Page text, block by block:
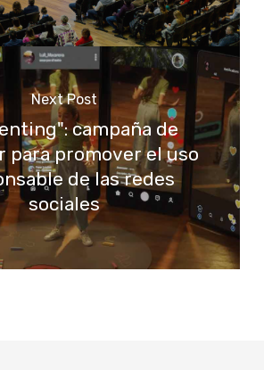
Next Post
campaña de
para promover el uso
de las redes
sociales